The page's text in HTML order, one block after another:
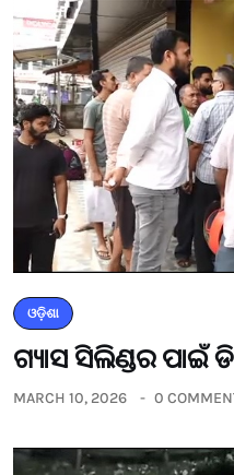
ଓଡ଼ିଶା
ଗ୍ୟାସ ସିଲିଣ୍ଡର ପାଇଁ
MARCH 10, 2026 0